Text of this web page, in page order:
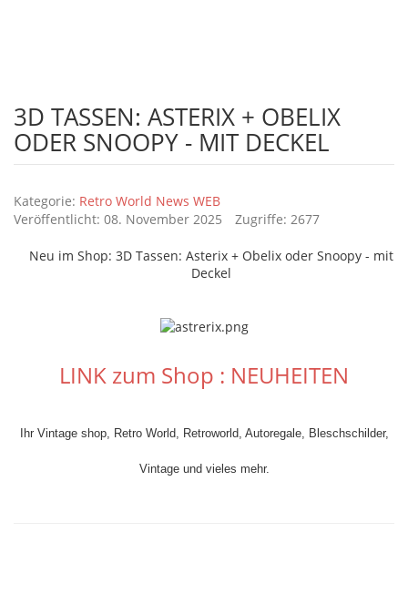
3D TASSEN: ASTERIX + OBELIX
ODER SNOOPY - MIT DECKEL
Details
Kategorie: Retro World News WEB
Veröffentlicht: 08. November 2025
Zugriffe: 2677
Neu im Shop: 3D Tassen: Asterix + Obelix oder Snoopy - mit
Deckel
LINK zum Shop : NEUHEITEN
Ihr Vintage shop, Retro World, Retroworld, Autoregale, Bleschschilder,
Vintage und vieles mehr.